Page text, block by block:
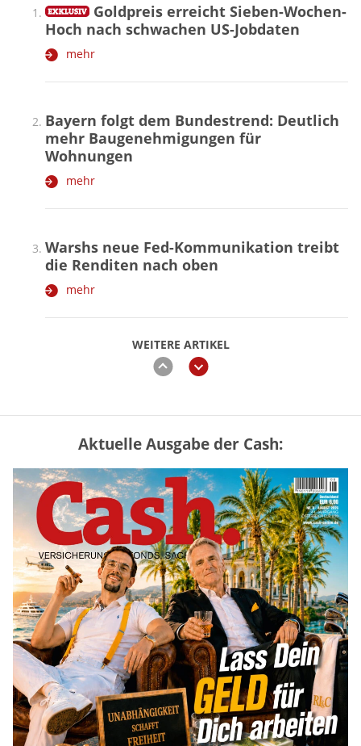
WEITERE ARTIKEL
zurückweiter
Goldpreis erreicht Sieben-Wochen-
Hoch nach schwachen US-Jobdaten
mehr
Bayern folgt dem Bundestrend: Deutlich
mehr Baugenehmigungen für
Wohnungen
mehr
Warshs neue Fed-Kommunikation treibt
die Renditen nach oben
mehr
Vermieter-Zutritt: Wann Mieter
die Wohnung öffnen müssen
mehr
Mütterrente III Tabelle: So viel Renten-
Nachzahlung ist pro Kind möglich
mehr
„Jung kauft Alt“ 2026: Neue Förderung im
Überblick – Tabelle mit Kreditbeträgen
und Einkommensgrenzen
mehr
Aktuelle Ausgabe der Cash: